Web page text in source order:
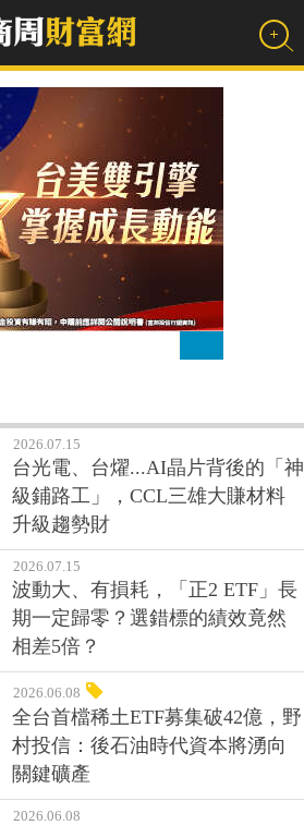
2026.07.15
台光電、台燿...AI晶片背後的「神
級鋪路工」，CCL三雄大賺材料
升級趨勢財
2026.07.15
波動大、有損耗，「正2 ETF」長
期一定歸零？選錯標的績效竟然
相差5倍？
2026.06.08
全台首檔稀土ETF募集破42億，野
村投信：後石油時代資本將湧向
關鍵礦產
2026.06.08